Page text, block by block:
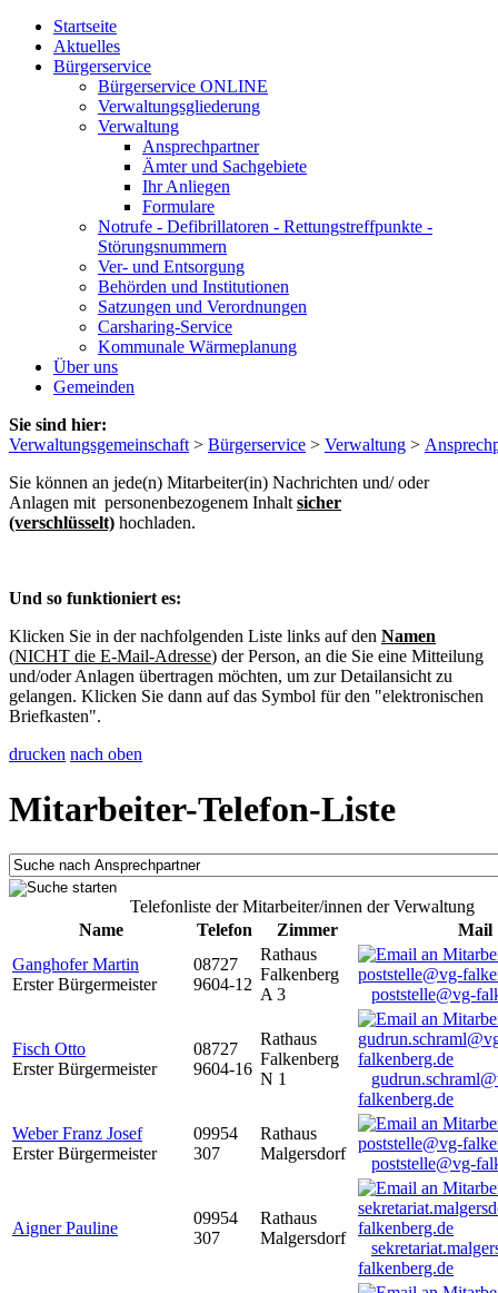
Startseite
Aktuelles
Bürgerservice
Bürgerservice ONLINE
Verwaltungsgliederung
Verwaltung
Ansprechpartner
Ämter und Sachgebiete
Ihr Anliegen
Formulare
Notrufe - Defibrillatoren - Rettungstreffpunkte -
Störungsnummern
Ver- und Entsorgung
Behörden und Institutionen
Satzungen und Verordnungen
Carsharing-Service
Kommunale Wärmeplanung
Über uns
Gemeinden
Sie sind hier:
Verwaltungsgemeinschaft > Bürgerservice > Verwaltung >
Sie können an jede(n) Mitarbeiter(in) Nachrichten und/ oder
Anlagen mit personenbezogenem Inhalt sicher
(verschlüsselt) hochladen.
Und so funktioniert es:
Klicken Sie in der nachfolgenden Liste links auf den Namen
(NICHT die E-Mail-Adresse) der Person, an die Sie eine Mitteilung
und/oder Anlagen übertragen möchten, um zur Detailansicht zu
gelangen. Klicken Sie dann auf das Symbol für den "elektronischen
Briefkasten".
drucken nach oben
Mitarbeiter-Telefon-Liste
Telefonliste der Mitarbeiter/innen der Verwaltung
Name
Telefon Zimmer
Mail
Ganghofer Martin
Erster Bürgermeister
08727
9604-12
Rathaus
Falkenberg
A 3
poststelle@vg-
Fisch Otto
Erster Bürgermeister
08727
9604-16
Rathaus
Falkenberg
N 1
falkenberg.de
Weber Franz Josef
Erster Bürgermeister
09954
307
Rathaus
Malgersdorf
poststelle@vg-
Aigner Pauline
09954
307
Rathaus
Malgersdorf
falkenberg.de